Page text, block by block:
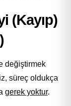
(Kayıp)
değiştirmek
süreç oldukça
gerek yoktur.